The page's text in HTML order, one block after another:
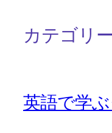
カテゴリ
英語で学